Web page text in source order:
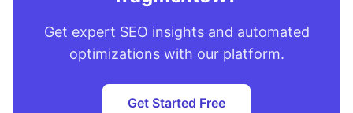
Get expert SEO insights and automated
optimizations with our platform.
Get Started Free